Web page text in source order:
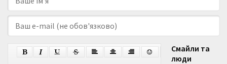
Смайли та
люди